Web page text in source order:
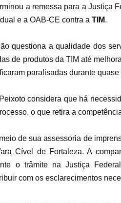
a remessa para a Justiça
e a OAB-CE contra aTIM.
questiona a qualidade dos
de produtos da TIM até
paralisadas durante
considera que há
o que retira a
de sua assessoria de
Cível de Fortaleza. A
o trâmite na Justiça
com os esclarecimentos